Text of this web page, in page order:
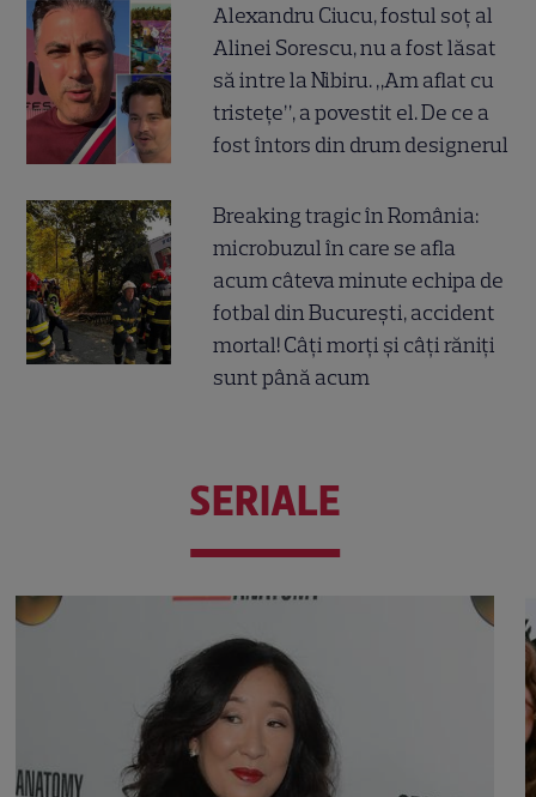
Alexandru Ciucu, fostul soț al
Alinei Sorescu, nu a fost lăsat
să intre la Nibiru. „Am aflat cu
tristețe”, a povestit el. De ce a
fost întors din drum designerul
Breaking tragic în România:
microbuzul în care se afla
acum câteva minute echipa de
fotbal din București, accident
mortal! Câți morți și câți răniți
sunt până acum
SERIALE